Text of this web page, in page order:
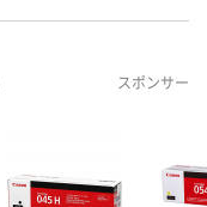
スポンサー